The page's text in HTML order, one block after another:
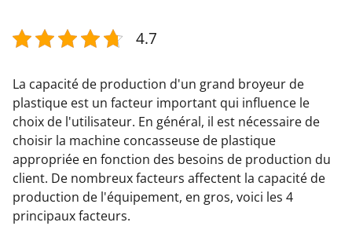
4.7
La capacité de production d'un grand broyeur de
plastique est un facteur important qui influence le
choix de l'utilisateur. En général, il est nécessaire de
choisir la machine concasseuse de plastique
appropriée en fonction des besoins de production du
client. De nombreux facteurs affectent la capacité de
production de l'équipement, en gros, voici les 4
principaux facteurs.